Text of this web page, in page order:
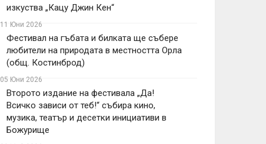
изкуства „Кацу Джин Кен“
11 Юни 2026
Фестивал на гъбата и билката ще събере
любители на природата в местността Орла
(общ. Костинброд)
05 Юни 2026
Второто издание на фестивала „Да!
Всичко зависи от теб!“ събира кино,
музика, театър и десетки инициативи в
Божурище